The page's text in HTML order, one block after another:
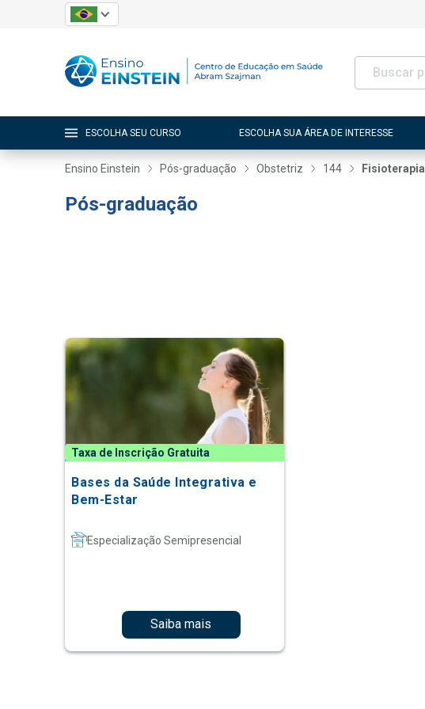
ESCOLHA SEU CURSO ESCOLHA SUA ÁREA DE INTERESSE
Ensino Einstein Pós-graduação Obstetriz 144 Fisioterapia
Pós-graduação
Taxa de Inscrição Gratuita
Bases da Saúde Integrativa e
Bem-Estar
Especialização Semipresencial
Saiba mais